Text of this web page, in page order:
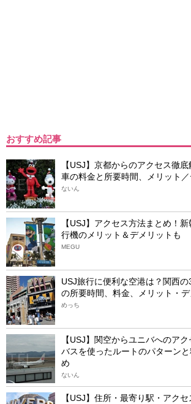
おすすめ記事
【USJ】京都からのアクセス徹底
車の料金と所要時間、メリット／
ないん
【USJ】アクセス方法まとめ！
行機のメリット＆デメリットも
MEGU
USJ旅行に便利な空港は？関西
の所要時間、料金、メリット・
めっち
【USJ】関空からユニバへのア
バスを使ったルートのパターン
め
ないん
【USJ】住所・最寄り駅・アク